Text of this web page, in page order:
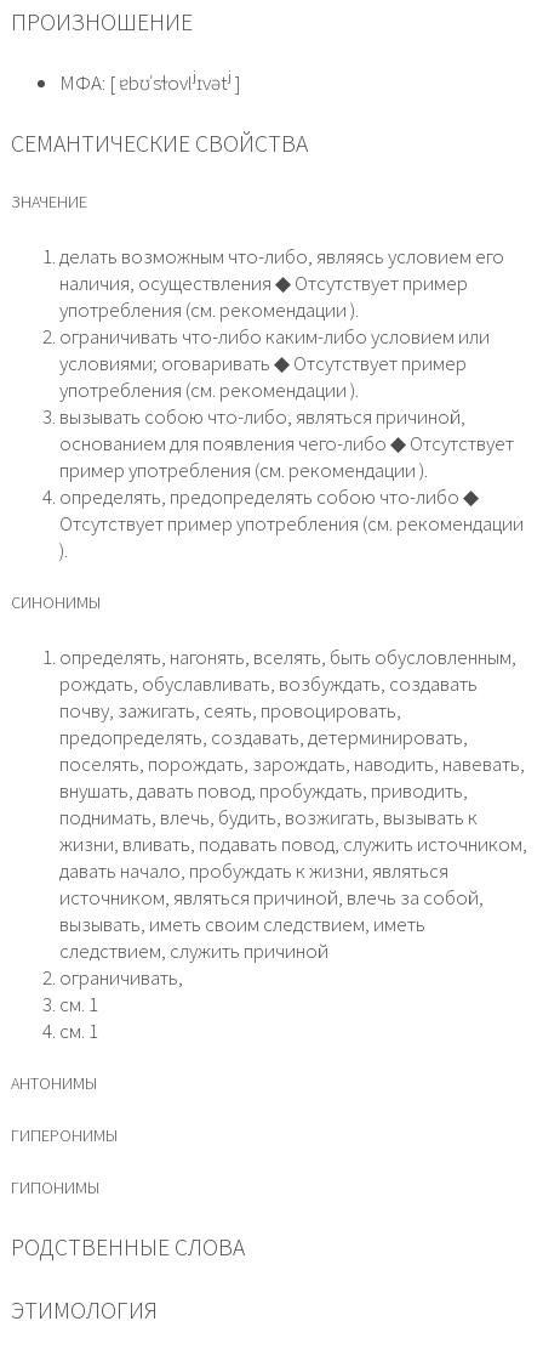
ПРОИЗНОШЕНИЕ
МФА: [ ɐbʊˈsɫovlʲɪvətʲ ]
СЕМАНТИЧЕСКИЕ СВОЙСТВА
ЗНАЧЕНИЕ
делать возможным что-либо, являясь условием его
наличия, осуществления ◆ Отсутствует пример
употребления (см. рекомендации ).
ограничивать что-либо каким-либо условием или
условиями; оговаривать ◆ Отсутствует пример
употребления (см. рекомендации ).
вызывать собою что-либо, являться причиной,
основанием для появления чего-либо ◆ Отсутствует
пример употребления (см. рекомендации ).
определять, предопределять собою что-либо ◆
Отсутствует пример употребления (см. рекомендации
).
СИНОНИМЫ
определять, нагонять, вселять, быть обусловленным,
рождать, обуславливать, возбуждать, создавать
почву, зажигать, сеять, провоцировать,
предопределять, создавать, детерминировать,
поселять, порождать, зарождать, наводить, навевать,
внушать, давать повод, пробуждать, приводить,
поднимать, влечь, будить, возжигать, вызывать к
жизни, вливать, подавать повод, служить источником,
давать начало, пробуждать к жизни, являться
источником, являться причиной, влечь за собой,
вызывать, иметь своим следствием, иметь
следствием, служить причиной
ограничивать,
см. 1
см. 1
АНТОНИМЫ
ГИПЕРОНИМЫ
ГИПОНИМЫ
РОДСТВЕННЫЕ СЛОВА
ЭТИМОЛОГИЯ